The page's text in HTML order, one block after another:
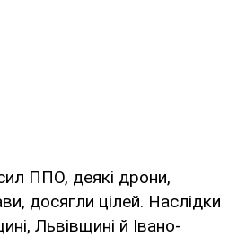
ППО, деякі дрони,
досягли цілей. Наслідки
Львівщині й Івано-